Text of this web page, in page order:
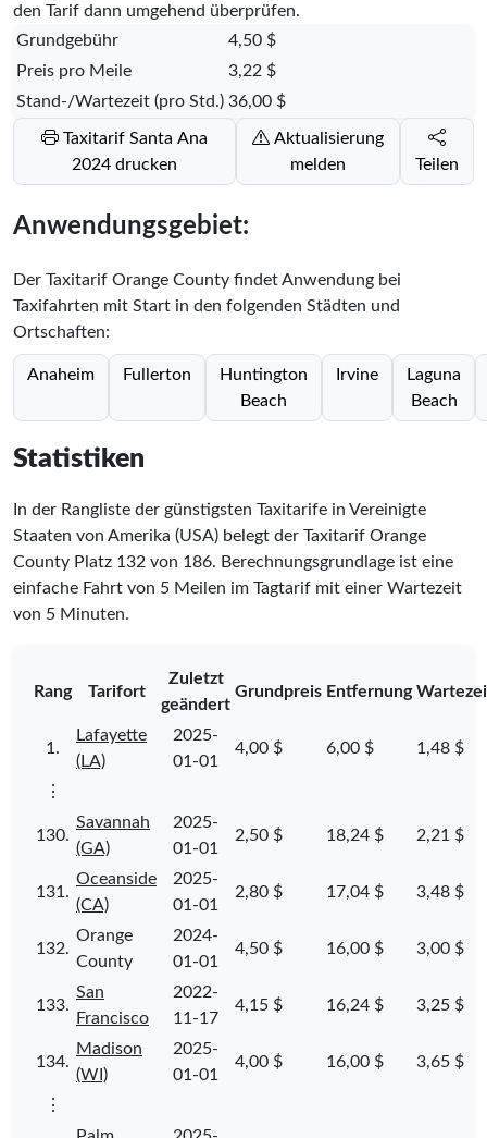
den Tarif dann umgehend überprüfen.
Grundgebühr
4,50 $
Preis pro Meile
3,22 $
Stand-/Wartezeit (pro Std.) 36,00 $
Taxitarif Santa Ana
2024 drucken
melden
Teilen
Anwendungsgebiet:
Der Taxitarif Orange County findet Anwendung bei
Taxifahrten mit Start in den folgenden Städten und
Ortschaften:
Anaheim Fullerton
Huntington
Beach
Irvine
Laguna
Beach
Statistiken
In der Rangliste der günstigsten Taxitarife in Vereinigte
Staaten von Amerika (USA) belegt der Taxitarif Orange
County Platz 132 von 186. Berechnungsgrundlage ist eine
einfache Fahrt von 5 Meilen im Tagtarif mit einer Wartezeit
von 5 Minuten.
Rang Tarifort
Zuletzt
geändert
Grundpreis Entfernung
1.
Lafayette
(LA)
2025-
01-01
4,00 $ 6,00 $ 1,48 $
⋮
130.
Savannah
(GA)
2025-
01-01
2,50 $ 18,24 $ 2,21 $
131.
Oceanside
(CA)
2025-
01-01
2,80 $ 17,04 $ 3,48 $
132.
Orange
County
2024-
01-01
4,50 $ 16,00 $ 3,00 $
133.
San
Francisco
2022-
11-17
4,15 $ 16,24 $ 3,25 $
134.
Madison
(WI)
2025-
01-01
4,00 $ 16,00 $ 3,65 $
⋮